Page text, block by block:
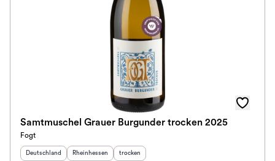
Samtmuschel Grauer Burgunder trocken 2025
Fogt
Herkunftsland
Deutschland Herkunftsregion :
Rheinhessen Geschmack
trocken